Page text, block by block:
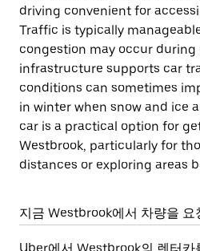
driving convenient for
Traffic is typically
congestion may occur during
infrastructure supports car
conditions can sometimes
in winter when snow and ice
car is a practical option for
Westbrook, particularly for
distances or exploring areas
지금 Westbrook에서 차량을 요